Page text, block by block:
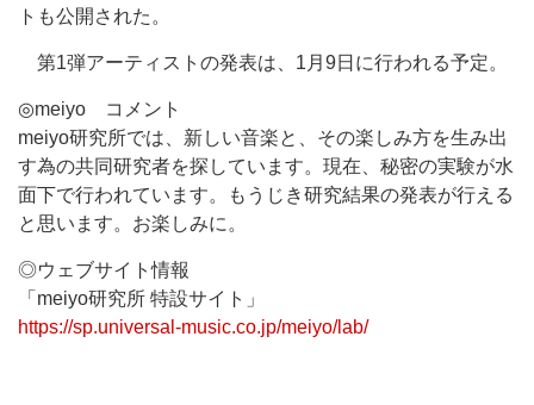
トも公開された。
第1弾アーティストの発表は、1月9日に行われる予定。
◎meiyo コメント
meiyo研究所では、新しい音楽と、その楽しみ方を生み出
す為の共同研究者を探しています。現在、秘密の実験が水
面下で行われています。もうじき研究結果の発表が行える
と思います。お楽しみに。
◎ウェブサイト情報
「meiyo研究所 特設サイト」
https://sp.universal-music.co.jp/meiyo/lab/